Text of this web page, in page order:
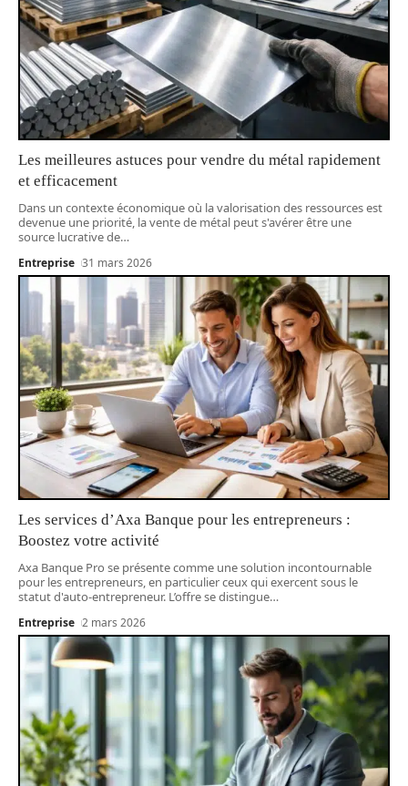
Les meilleures astuces pour vendre du métal rapidement
et efficacement
Dans un contexte économique où la valorisation des ressources est
devenue une priorité, la vente de métal peut s'avérer être une
source lucrative de…
Entreprise 31 mars 2026
Les services d’Axa Banque pour les entrepreneurs :
Boostez votre activité
Axa Banque Pro se présente comme une solution incontournable
pour les entrepreneurs, en particulier ceux qui exercent sous le
statut d'auto-entrepreneur. L’offre se distingue…
Entreprise 2 mars 2026